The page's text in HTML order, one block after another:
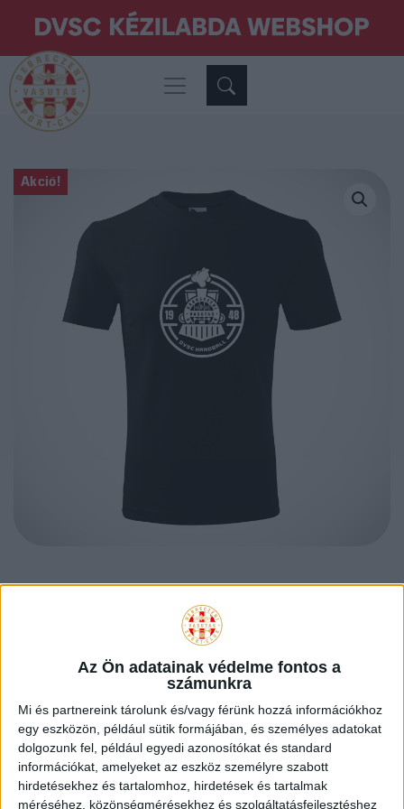
Az Ön adatainak védelme fontos a
számunkra
Mi és partnereink tárolunk és/vagy férünk hozzá információkhoz
egy eszközön, például sütik formájában, és személyes adatokat
dolgozunk fel, például egyedi azonosítókat és standard
információkat, amelyeket az eszköz személyre szabott
hirdetésekhez és tartalomhoz, hirdetések és tartalmak
méréséhez, közönségmérésekhez és szolgáltatásfejlesztéshez
Akció!
DVSC
SCHAEFFLER
LOKOMOTÍV
PÓLÓ – FEKETE